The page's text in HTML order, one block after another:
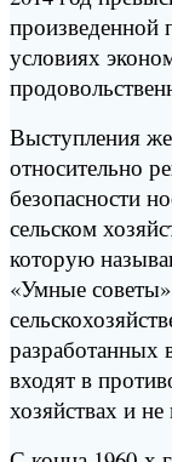
произведенной
условиях
Выступления же
относительно
безопасности
сельском
которую
«Умные советы»
разработанных
входят в
хозяйствах и